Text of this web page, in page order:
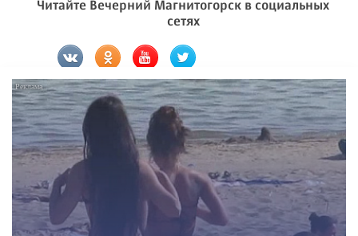
Читайте Вечерний Магнитогорск в социальных
сетях